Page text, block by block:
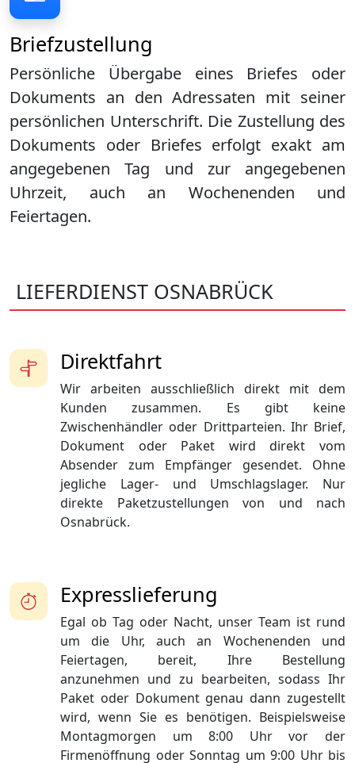
Briefzustellung
Persönliche Übergabe eines Briefes oder
Dokuments an den Adressaten mit seiner
persönlichen Unterschrift. Die Zustellung des
Dokuments oder Briefes erfolgt exakt am
angegebenen Tag und zur angegebenen
Uhrzeit, auch an Wochenenden und
Feiertagen.
LIEFERDIENST OSNABRÜCK
Direktfahrt
Wir arbeiten ausschließlich direkt mit dem
Kunden zusammen. Es gibt keine
Zwischenhändler oder Drittparteien. Ihr Brief,
Dokument oder Paket wird direkt vom
Absender zum Empfänger gesendet. Ohne
jegliche Lager- und Umschlagslager. Nur
direkte Paketzustellungen von und nach
Osnabrück.
Expresslieferung
Egal ob Tag oder Nacht, unser Team ist rund
um die Uhr, auch an Wochenenden und
Feiertagen, bereit, Ihre Bestellung
anzunehmen und zu bearbeiten, sodass Ihr
Paket oder Dokument genau dann zugestellt
wird, wenn Sie es benötigen. Beispielsweise
Montagmorgen um 8:00 Uhr vor der
Firmenöffnung oder Sonntag um 9:00 Uhr bis